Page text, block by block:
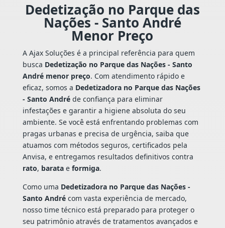
Dedetização no Parque das
Nações - Santo André
Menor Preço
A Ajax Soluções é a principal referência para quem
busca Dedetização no Parque das Nações - Santo
André menor preço. Com atendimento rápido e
eficaz, somos a Dedetizadora no Parque das Nações
- Santo Andréde confiança para eliminar
infestações e garantir a higiene absoluta do seu
ambiente. Se você está enfrentando problemas com
pragas urbanas e precisa de urgência, saiba que
atuamos com métodos seguros, certificados pela
Anvisa, e entregamos resultados definitivos contra
rato, baratae formiga.
Como uma Dedetizadora no Parque das Nações -
Santo Andrécom vasta experiência de mercado,
nosso time técnico está preparado para proteger o
seu patrimônio através de tratamentos avançados e